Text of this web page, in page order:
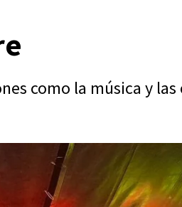
como la música y las